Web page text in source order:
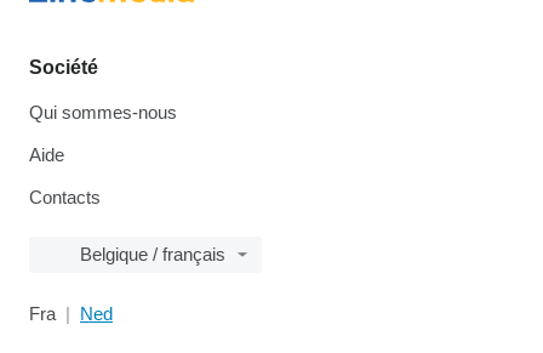
Société
Qui sommes-nous
Aide
Contacts
Belgique / français
Fra Ned